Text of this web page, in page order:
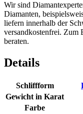
Wir sind
Diamanten,
liefern innerhalb der
versandkostenfrei. Zum
beraten.
Details
Schliffform
Gewicht in Karat
Farbe